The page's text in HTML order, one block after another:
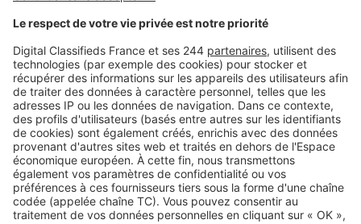
Logic-Immo c’est aussi …
Retrouvez-nous sur …
A propos